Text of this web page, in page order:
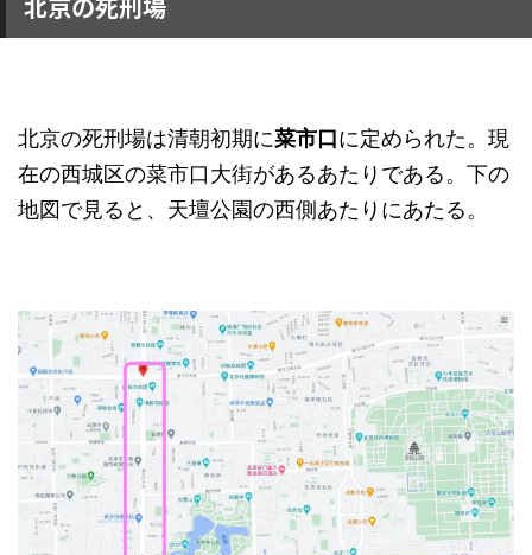
北京の死刑場
北京の死刑場は清朝初期に菜市口に定められた。現
在の西城区の菜市口大街があるあたりである。下の
地図で見ると、天壇公園の西側あたりにあたる。